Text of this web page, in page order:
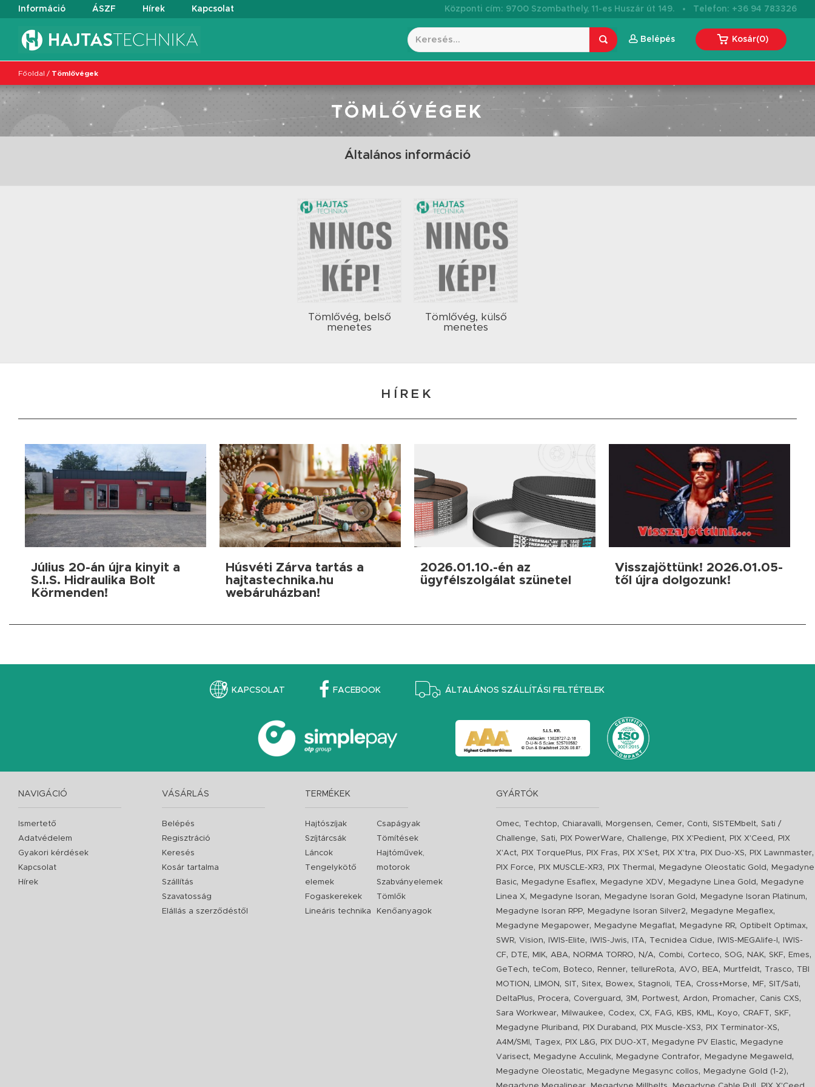
Információ ÁSZF Hírek Kapcsolat Központi cím: 9700 Szombathely, 11-es Huszár út 149. · Telefon: +36 94 783326
Belépés Kosár(0)
Főoldal / Tömlővégek
TÖMLŐVÉGEK
Általános információ
Tömlővég, belső
menetes
Tömlővég, külső
menetes
HÍREK
Július 20-án újra kinyit a
S.I.S. Hidraulika Bolt
Körmenden!
Húsvéti Zárva tartás a
hajtastechnika.hu
webáruházban!
2026.01.10.-én az
ügyfélszolgálat szünetel
Visszajöttünk! 2026.01.05-
től újra dolgozunk!
KAPCSOLAT FACEBOOK ÁLTALÁNOS SZÁLLÍTÁSI FELTÉTELEK
NAVIGÁCIÓ
Ismertető
Adatvédelem
Gyakori kérdések
Kapcsolat
Hírek
VÁSÁRLÁS
Belépés
Regisztráció
Keresés
Kosár tartalma
Szállítás
Szavatosság
Elállás a szerződéstől
TERMÉKEK
Hajtószíjak
Szíjtárcsák
Láncok
Tengelykötő
elemek
Fogaskerekek
Lineáris technika
Csapágyak
Tömítések
Hajtóművek,
motorok
Szabványelemek
Tömlők
Kenőanyagok
GYÁRTÓK
Omec, Techtop, Chiaravalli, Morgensen, Cemer, Conti,SISTEMbelt,Sati /
Challenge,Sati, PIX PowerWare, Challenge, PIX X'Pedient, PIX X'Ceed ,
PIX
X'Act, PIX TorquePlus, PIX Fras, PIX X'Set, PIX X'tra, PIX Duo-XS, PIX Lawnmaster,
PIX Force, PIX MUSCLE-XR3, PIX Thermal , Megadyne Oleostatic Gold ,
Megadyne
Basic, Megadyne Esaflex, Megadyne XDV, Megadyne Linea Gold ,
Megadyne
Linea X, Megadyne Isoran, Megadyne Isoran Gold , Megadyne Isoran Platinum,
Megadyne Isoran RPP, Megadyne Isoran Silver2, Megadyne Megaflex,
Megadyne Megapower, Megadyne Megaflat, Megadyne RR, Optibelt Optimax,
SWR,Vision, IWIS-Elite, IWIS-Jwis, ITA, Tecnidea Cidue, IWIS-MEGAlife-I ,
IWIS-
CF, DTE, MIK, ABA, NORMA TORRO, N/A, Combi, Corteco,SOG, NAK,SKF, Emes,
GeTech, teCom, Boteco, Renner, tellureRota, AVO, BEA, Murtfeldt, Trasco, TBI
MOTION , LIMON ,SIT,Sitex, Bowex,Stagnoli, TEA, Cross+Morse, MF,SIT/Sati,
DeltaPlus, Procera, Coverguard , 3M , Portwest, Ardon, Promacher, Canis CXS,
Sara Workwear, Milwaukee, Codex, CX, FAG, KBS, KML, Koyo, CRAFT,SKF,
Megadyne Pluriband , PIX Duraband , PIX Muscle-XS3, PIX Terminator-XS,
A4M/SMI , Tagex, PIX L&G, PIX DUO-XT, Megadyne PV Elastic,
Megadyne
Varisect, Megadyne Acculink, Megadyne Contrafor, Megadyne Megaweld ,
Megadyne Oleostatic, Megadyne Megasync collos, Megadyne Gold (1-2),